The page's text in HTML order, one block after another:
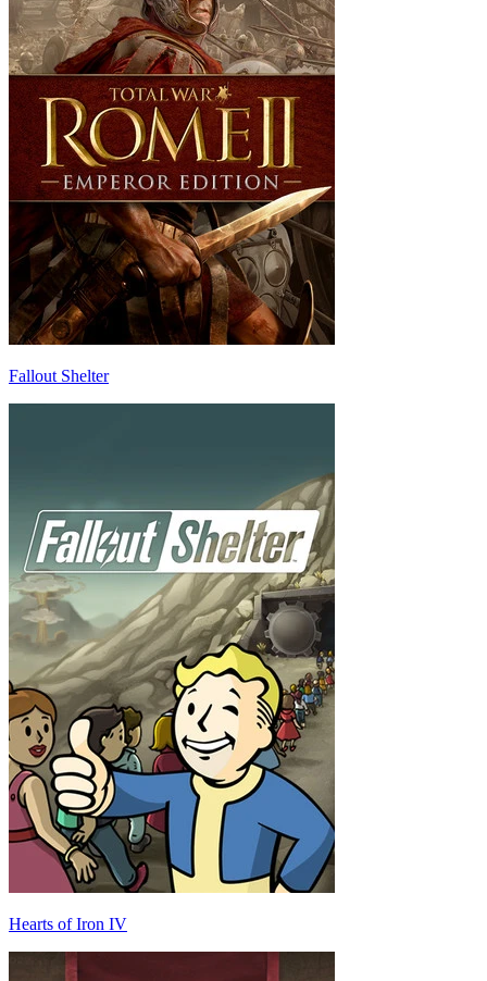
Fallout Shelter
Hearts of Iron IV